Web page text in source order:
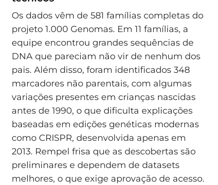
Os dados vêm de 581 famílias completas do
projeto 1.000 Genomas. Em 11 famílias, a
equipe encontrou grandes sequências de
DNA que pareciam não vir de nenhum dos
pais. Além disso, foram identificados 348
marcadores não parentais, com algumas
variações presentes em crianças nascidas
antes de 1990, o que dificulta explicações
baseadas em edições genéticas modernas
como CRISPR, desenvolvida apenas em
2013. Rempel frisa que as descobertas são
preliminares e dependem de datasets
melhores, o que exige aprovação de acesso.